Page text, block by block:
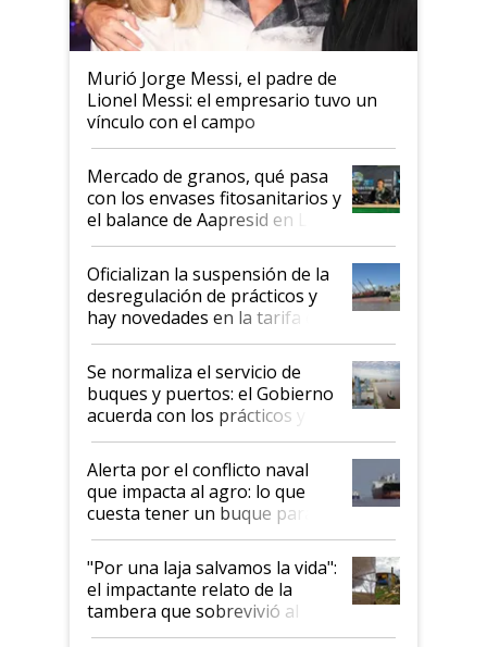
Murió Jorge Messi, el padre de
Lionel Messi: el empresario tuvo un
vínculo con el campo
Mercado de granos, qué pasa
con los envases fitosanitarios y
el balance de Aapresid en La
Posta
Oficializan la suspensión de la
desregulación de prácticos y
hay novedades en la tarifa de
la hidrovía
Se normaliza el servicio de
buques y puertos: el Gobierno
acuerda con los prácticos y
suspende el decreto de
desregulación
Alerta por el conflicto naval
que impacta al agro: lo que
cuesta tener un buque parado
y el peligro de que Argentina
pase a ser "país sucio"
"Por una laja salvamos la vida":
el impactante relato de la
tambera que sobrevivió al
tornado